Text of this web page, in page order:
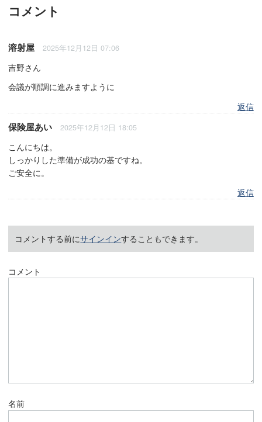
コメント
溶射屋 2025年12月12日 07:06
吉野さん
会議が順調に進みますように
返信
保険屋あい 2025年12月12日 18:05
こんにちは。
しっかりした準備が成功の基ですね。
ご安全に。
返信
コメントする前にサインインすることもできます。
コメント
名前